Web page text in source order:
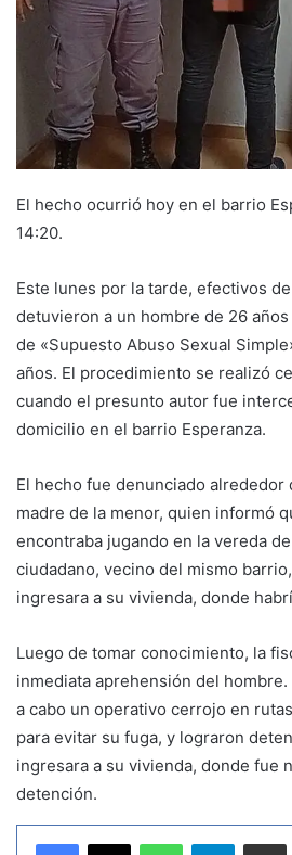
El hecho ocurrió hoy en el barrio
14:20.
Este lunes por la tarde, efectivos
detuvieron a un hombre de 26
de «Supuesto Abuso Sexual
años. El procedimiento se realizó
cuando el presunto autor fue
domicilio en el barrio Esperanza.
El hecho fue denunciado alrededor
madre de la menor, quien informó
encontraba jugando en la vereda
ciudadano, vecino del mismo
ingresara a su vivienda, donde
Luego de tomar conocimiento, la
inmediata aprehensión del
a cabo un operativo cerrojo en
para evitar su fuga, y lograron
ingresara a su vivienda, donde fue
detención.
Telegram